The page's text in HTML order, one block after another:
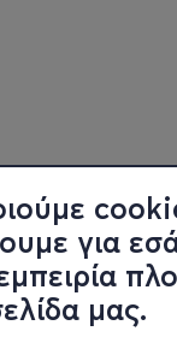
για
μας.